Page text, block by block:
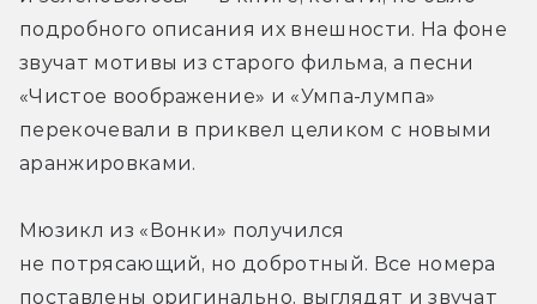
подробного описания их внешности. На фоне
звучат мотивы из старого фильма, а песни
«Чистое воображение» и «Умпа-лумпа»
перекочевали в приквел целиком с новыми
аранжировками.
Мюзикл из «Вонки» получился
не потрясающий, но добротный. Все номера
поставлены оригинально, выглядят и звучат